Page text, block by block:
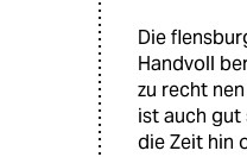
Die
Handvoll
zu recht
ist auch gut
die Zeit hin